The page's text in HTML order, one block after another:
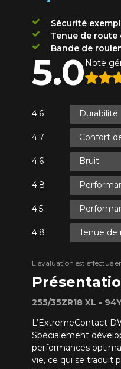
Sécurité
Tenue de
Bande de
255/35ZR18 XL -
L’ExtremeContact
Spécialement
performances
vie, ce qui se traduit
5.0 Note
Durabilité
Confort
Bruit
Tenue de
L'évaluation est effectué